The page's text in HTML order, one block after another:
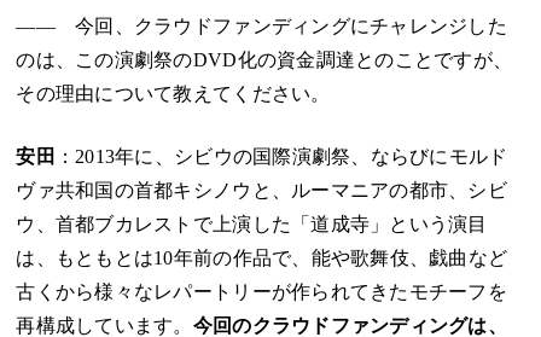
―― 今回、クラウドファンディングにチャレンジした
のは、この演劇祭のDVD化の資金調達とのことですが、
その理由について教えてください。
安田 ：2013年に、シビウの国際演劇祭、ならびにモルド
ヴァ共和国の首都キシノウと、ルーマニアの都市、シビ
ウ、首都ブカレストで上演した「道成寺」という演目
は、もともとは10年前の作品で、能や歌舞伎、戯曲など
古くから様々なレパートリーが作られてきたモチーフを
再構成しています。 今回のクラウドファンディングは、